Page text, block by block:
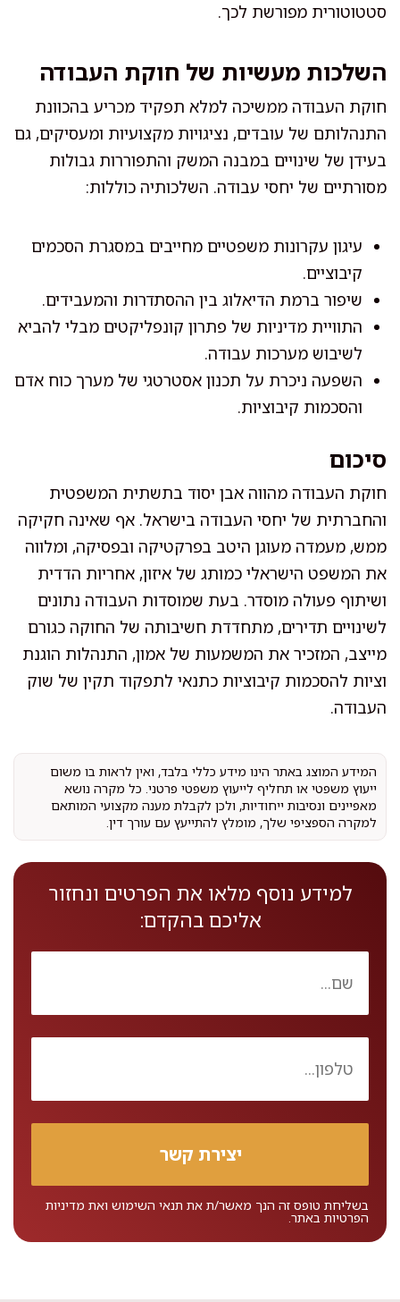
סטטוטורית מפורשת לכך.
השלכות מעשיות של חוקת העבודה
חוקת העבודה ממשיכה למלא תפקיד מכריע בהכוונת
התנהלותם של עובדים, נציגויות מקצועיות ומעסיקים, גם
בעידן של שינויים במבנה המשק והתפוררות גבולות
מסורתיים של יחסי עבודה. השלכותיה כוללות:
עיגון עקרונות משפטיים מחייבים במסגרת הסכמים
קיבוציים.
שיפור ברמת הדיאלוג בין ההסתדרות והמעבידים.
התוויית מדיניות של פתרון קונפליקטים מבלי להביא
לשיבוש מערכות עבודה.
השפעה ניכרת על תכנון אסטרטגי של מערך כוח אדם
והסכמות קיבוציות.
סיכום
חוקת העבודה מהווה אבן יסוד בתשתית המשפטית
והחברתית של יחסי העבודה בישראל. אף שאינה חקיקה
ממש, מעמדה מעוגן היטב בפרקטיקה ובפסיקה, ומלווה
את המשפט הישראלי כמותג של איזון, אחריות הדדית
ושיתוף פעולה מוסדר. בעת שמוסדות העבודה נתונים
לשינויים תדירים, מתחדדת חשיבותה של החוקה כגורם
מייצב, המזכיר את המשמעות של אמון, התנהלות הוגנת
וציות להסכמות קיבוציות כתנאי לתפקוד תקין של שוק
העבודה.
המידע המוצג באתר הינו מידע כללי בלבד, ואין לראות בו משום
ייעוץ משפטי או תחליף לייעוץ משפטי פרטני. כל מקרה נושא
מאפיינים ונסיבות ייחודיות, ולכן לקבלת מענה מקצועי המותאם
למקרה הספציפי שלך, מומלץ להתייעץ עם עורך דין.
למידע נוסף מלאו את הפרטים ונחזור
אליכם בהקדם:
בשליחת טופס זה הנך מאשר/ת את תנאי השימוש ואת מדיניות
הפרטיות באתר.